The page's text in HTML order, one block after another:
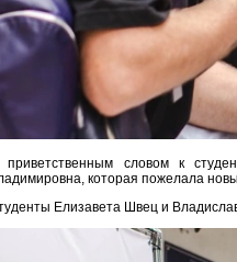
словом к
которая пожелала
Елизавета Швец и